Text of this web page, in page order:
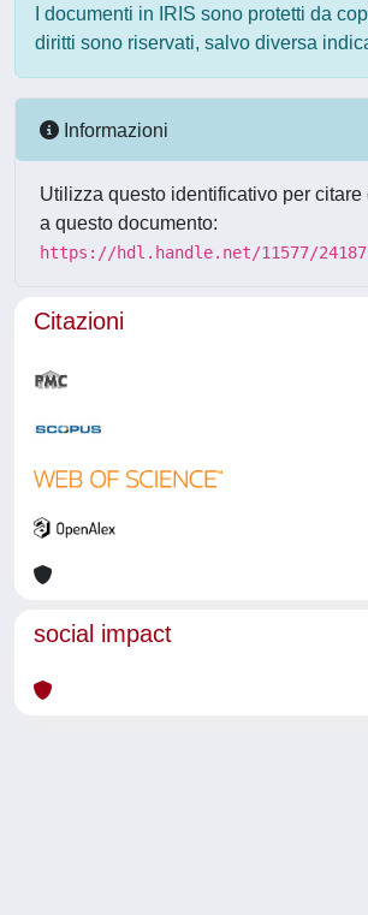
I documenti in IRIS sono protetti da
diritti sono riservati, salvo diversa
Informazioni
Utilizza questo identificativo per citare
a questo documento:
https://hdl.handle.net/11577/
Citazioni
social impact